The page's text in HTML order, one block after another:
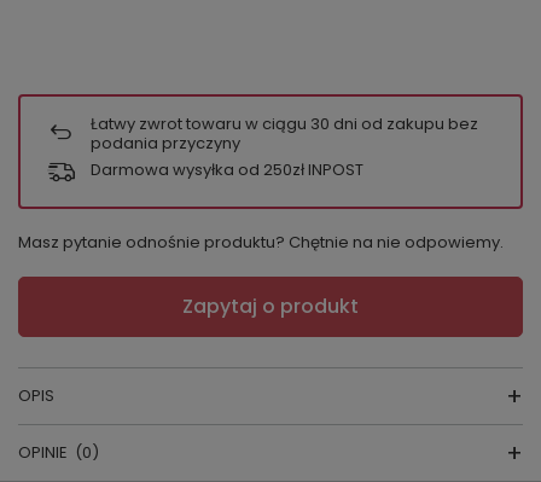
Łatwy zwrot towaru w ciągu 30 dni od zakupu bez
podania przyczyny
Darmowa wysyłka od 250zł INPOST
Masz pytanie odnośnie produktu? Chętnie na nie odpowiemy.
Zapytaj o produkt
OPIS
OPINIE (0)